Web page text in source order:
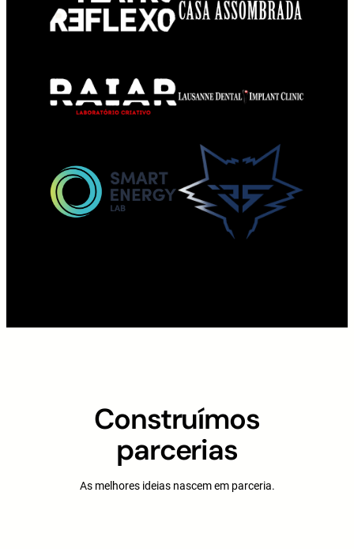
Construímos
parcerias
As melhores ideias nascem em parceria.